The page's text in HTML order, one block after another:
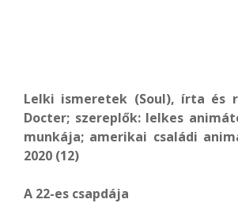
Lelki ismeretek (Soul), írta és
Docter; szereplők: lelkes
munkája; amerikai családi
2020 (12)
A 22-es csapdája